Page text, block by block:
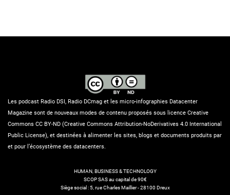
Les podcast Radio DSI, Radio DCmag et les micro-infographies Datacenter
Magazine sont de nouveaux modes de contenu proposés sous licence Creative
Commons CC BY-ND (Creative Commons Attribution-NoDerivatives 4.0 International
Public License), et destinées à alimenter les sites, blogs et documents produits par
et pour l’écosystème des datacenters.
HUMAN, BUSINESS & TECHNOLOGY
SCOP SAS au capital de 90€
Siège social : 5, rue Charles Maillier - 28100 Dreux